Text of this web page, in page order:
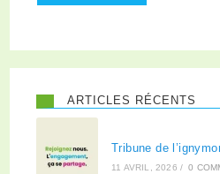
ARTICLES RÉCENTS
Tribune de
11 AVRIL, 2026 / 0